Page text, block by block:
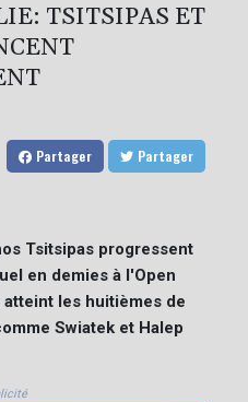
TSITSIPAS ET
Partager Partager
Tsitsipas progressent
en demies à l'Open
les huitièmes de
Swiatek et Halep